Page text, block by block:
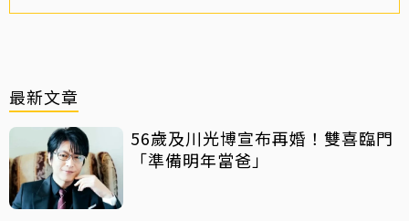
最新文章
56歲及川光博宣布再婚！雙喜臨門
「準備明年當爸」